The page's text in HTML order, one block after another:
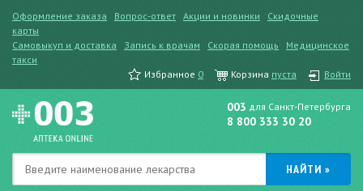
Оформление заказа Вопрос-ответ Акции и новинки
Скидочные
карты
Самовыкуп и доставка
Запись к врачам Скорая помощь
Медицинское
такси
Избранное 0 Корзина пуста Войти
003 для Санкт-Петербурга
8 800 333 30 20